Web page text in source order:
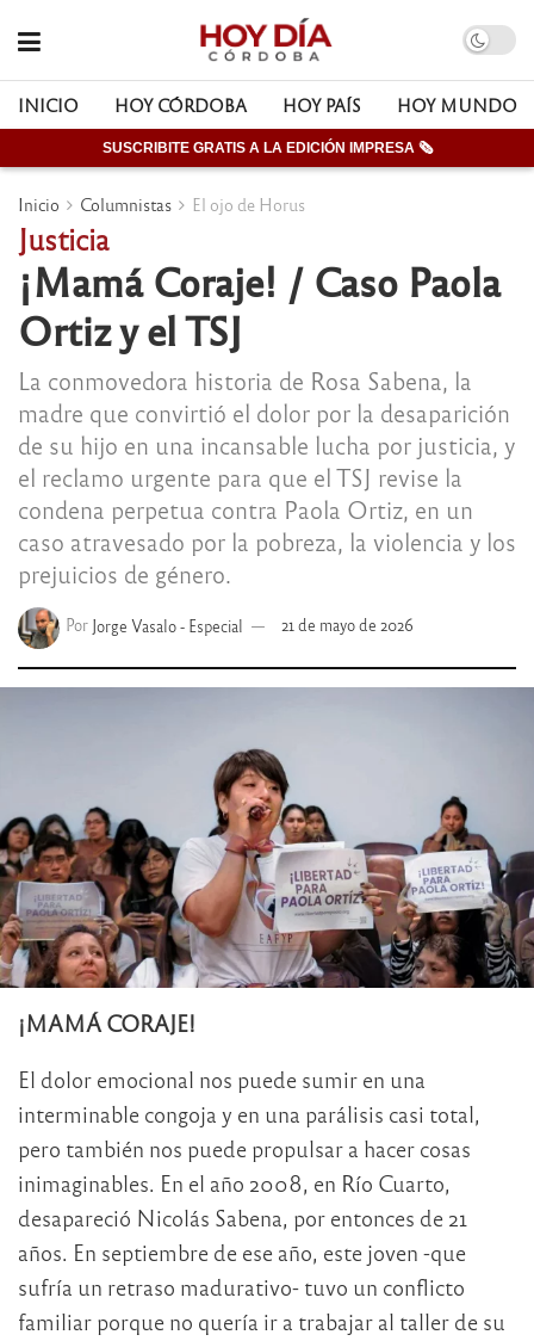
INICIO HOY CÓRDOBA HOY PAÍS HOY MUNDO
SUSCRIBITE GRATIS A LA EDICIÓN IMPRESA 🗞
Inicio Columnistas El ojo de Horus
Justicia
¡Mamá Coraje! / Caso Paola
Ortiz y el TSJ
La conmovedora historia de Rosa Sabena, la
madre que convirtió el dolor por la desaparición
de su hijo en una incansable lucha por justicia, y
el reclamo urgente para que el TSJ revise la
condena perpetua contra Paola Ortiz, en un
caso atravesado por la pobreza, la violencia y los
prejuicios de género.
Por Jorge Vasalo - Especial 21 de mayo de 2026
¡MAMÁ CORAJE!
El dolor emocional nos puede sumir en una
interminable congoja y en una parálisis casi total,
pero también nos puede propulsar a hacer cosas
inimaginables. En el año 2008, en Río Cuarto,
desapareció Nicolás Sabena, por entonces de 21
años. En septiembre de ese año, este joven -que
sufría un retraso madurativo- tuvo un conflicto
familiar porque no quería ir a trabajar al taller de su